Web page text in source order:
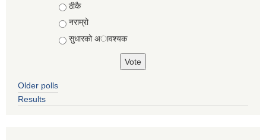
ठीकै
नराम्रो
सुधारको अावश्यक
Older polls
Results